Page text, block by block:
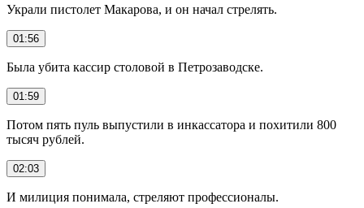
Украли пистолет Макарова, и он начал стрелять.
01:56
Была убита кассир столовой в Петрозаводске.
01:59
Потом пять пуль выпустили в инкассатора и похитили 800
тысяч рублей.
02:03
И милиция понимала, стреляют профессионалы.